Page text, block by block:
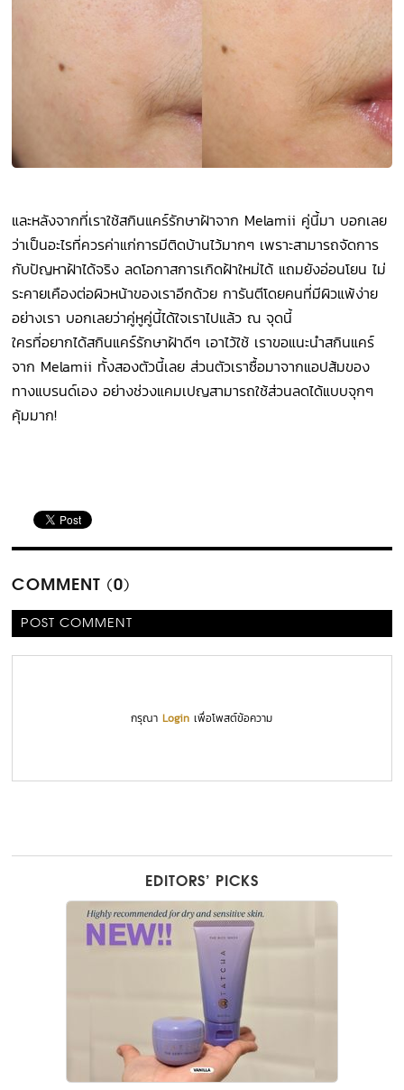
และหลังจากที่เราใช้สกินแคร์รักษาฝ้าจาก Melamii คู่นี้มา บอกเลย
ว่าเป็นอะไรที่ควรค่าแก่การมีติดบ้านไว้มากๆ เพราะสามารถจัดการ
กับปัญหาฝ้าได้จริง ลดโอกาสการเกิดฝ้าใหม่ได้ แถมยังอ่อนโยน ไม่
ระคายเคืองต่อผิวหน้าของเราอีกด้วย การันตีโดยคนที่มีผิวแพ้ง่าย
อย่างเรา บอกเลยว่าคู่หูคู่นี้ได้ใจเราไปแล้ว ณ จุดนี้
ใครที่อยากได้สกินแคร์รักษาฝ้าดีๆ เอาไว้ใช้ เราขอแนะนำสกินแคร์
จาก Melamii ทั้งสองตัวนี้เลย ส่วนตัวเราซื้อมาจากแอปส้มของ
ทางแบรนด์เอง อย่างช่วงแคมเปญสามารถใช้ส่วนลดได้แบบจุกๆ
คุ้มมาก!
COMMENT (0)
POST COMMENT
กรุณาLogin เพื่อโพสต์ข้อความ
EDITORS’ PICKS